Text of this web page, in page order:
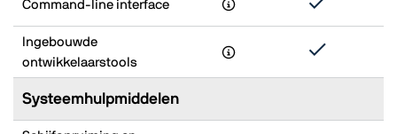
Command‑line interface
Ingebouwde
ontwikkelaarstools
Systeemhulpmiddelen